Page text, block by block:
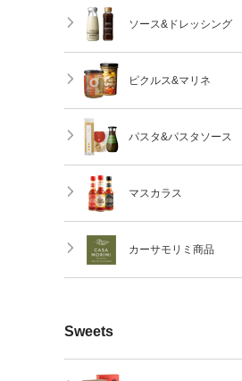
ソース&ドレッシング
ピクルス&マリネ
パスタ&パスタソース
マスカラス
カーサモリミ商品
Sweets